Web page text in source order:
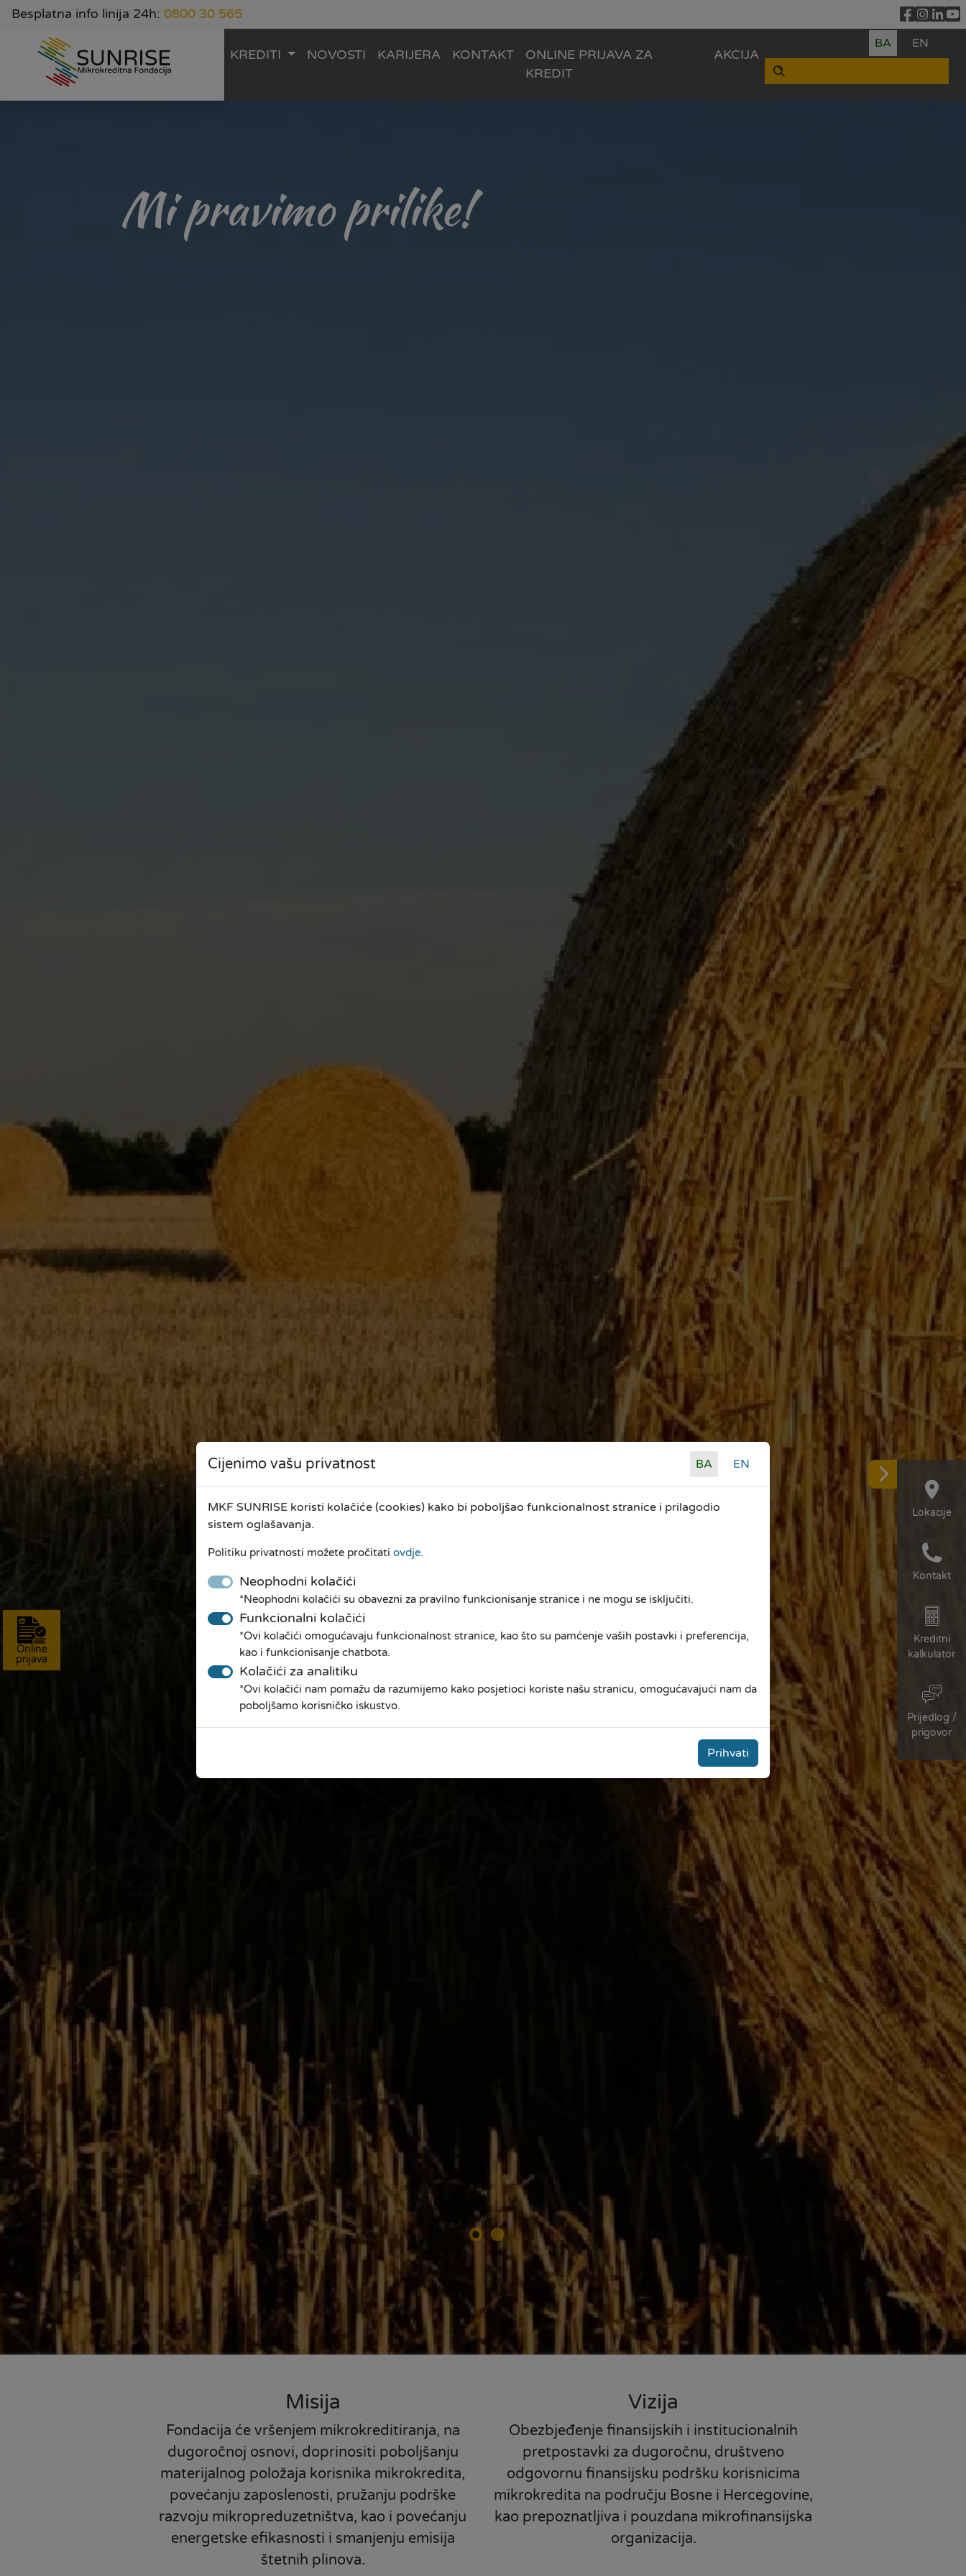
Besplatna info linija 24h: 0800 30 565
KREDITI NOVOSTI KARIJERA KONTAKT
ONLINE PRIJAVA ZA
KREDIT
AKCIJA
BA EN
Online
prijava
Lokacije
Kontakt
Kreditni
kalkulator
Prijedlog /
prigovor
Mi pravimo prilike!
Misija
Fondacija će vršenjem mikrokreditiranja, na
dugoročnoj osnovi, doprinositi poboljšanju
materijalnog položaja korisnika mikrokredita,
povećanju zaposlenosti, pružanju podrške
razvoju mikropreduzetništva, kao i povećanju
energetske efikasnosti i smanjenju emisija
štetnih plinova.
Vizija
Obezbjeđenje finansijskih i institucionalnih
pretpostavki za dugoročnu, društveno
odgovornu finansijsku podršku korisnicima
mikrokredita na području Bosne i Hercegovine,
kao prepoznatljiva i pouzdana mikrofinansijska
organizacija.
Cijenimo vašu privatnost BA EN
MKF SUNRISE koristi kolačiće (cookies) kako bi poboljšao funkcionalnost stranice i prilagodio
sistem oglašavanja.
Politiku privatnosti možete pročitati ovdje.
Neophodni kolačići
*Neophodni kolačići su obavezni za pravilno funkcionisanje stranice i ne mogu se isključiti.
Funkcionalni kolačići
*Ovi kolačići omogućavaju funkcionalnost stranice, kao što su pamćenje vaših postavki i preferencija,
kao i funkcionisanje chatbota.
Kolačići za analitiku
*Ovi kolačići nam pomažu da razumijemo kako posjetioci koriste našu stranicu, omogućavajući nam da
poboljšamo korisničko iskustvo.
Prihvati